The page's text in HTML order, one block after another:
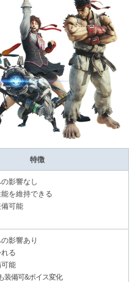
特徴
の影響なし
能を維持できる
備可能
影響あり
れる
可能
装備可&ボイス変化